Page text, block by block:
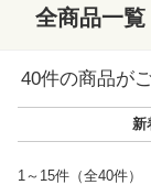
全商品一覧
40件の商品が
新
1～15件（全40件）